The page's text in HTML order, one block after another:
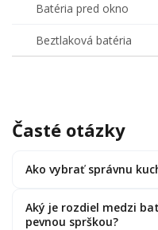
Batéria pred okno
Beztlaková batéria
Časté otázky
Ako vybrať správnu
Aký je rozdiel medzi
pevnou sprškou?